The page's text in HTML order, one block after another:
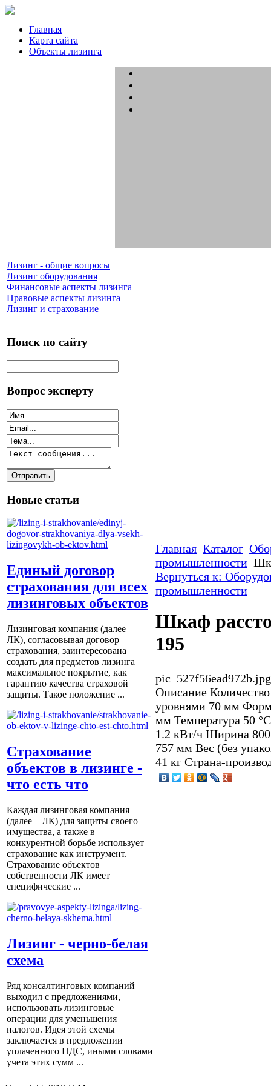
Главная
Карта сайта
Объекты лизинга
Лизинг - общие вопросы
Лизинг оборудования
Финансовые аспекты лизинга
Правовые аспекты лизинга
Лизинг и страхование
Поиск по сайту
Вопрос эксперту
Новые статьи
Единый договор
страхования для всех
лизинговых объектов
Лизинговая компания (далее –
ЛК), согласовывая договор
страхования, заинтересована
создать для предметов лизинга
максимальное покрытие, как
гарантию качества страховой
защиты. Такое положение ...
Страхование
объектов в лизинге -
что есть что
Каждая лизинговая компания
(далее – ЛК) для защиты своего
имущества, а также в
конкурентной борьбе использует
страхование как инструмент.
Страхование объектов
собственности ЛК имеет
специфические ...
Лизинг - черно-белая
схема
Ряд консалтинговых компаний
выходил с предложениями,
использовать лизинговые
операции для уменьшения
налогов. Идея этой схемы
заключается в предложении
уплаченного НДС, иными словами
учета этих сумм ...
Главная Каталог
промышленности
Вернуться к:
промышленности
Шкаф
195
pic_527f56ead972b.jpg
Описание
уровнями 70 мм
мм Температура 50
1.2 кВт/ч Ширина
757 мм Вес (без
41 кг Страна-